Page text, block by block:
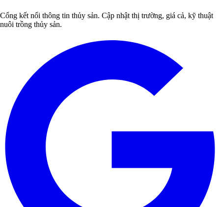
Cổng kết nối thông tin thủy sản. Cập nhật thị trường, giá cả, kỹ thuật
nuôi trồng thủy sản.